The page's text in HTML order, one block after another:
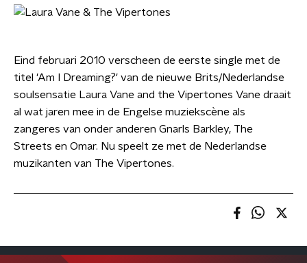
Eind februari 2010 verscheen de eerste single met de
titel 'Am I Dreaming?' van de nieuwe Brits/Nederlandse
soulsensatie Laura Vane and the Vipertones Vane draait
al wat jaren mee in de Engelse muziekscène als
zangeres van onder anderen Gnarls Barkley, The
Streets en Omar. Nu speelt ze met de Nederlandse
muzikanten van The Vipertones.